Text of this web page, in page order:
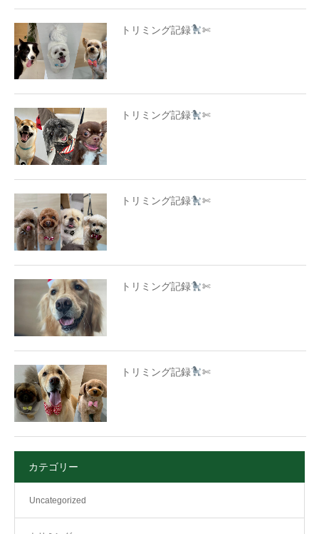
トリミング記録 ✄
トリミング記録 ✄
トリミング記録 ✄
トリミング記録 ✄
トリミング記録 ✄
カテゴリー
Uncategorized